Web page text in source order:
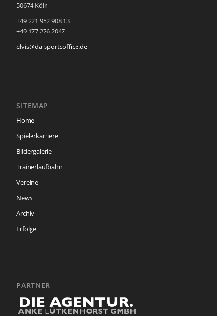
50674 Köln
+49 221 952 908 13
+49 177 276 2047
elvis@da-sportsoffice.de
SITEMAP
Home
Spielerkarriere
Bildergalerie
Trainerlaufbahn
Vereine
News
Archiv
Erfolge
PARTNER